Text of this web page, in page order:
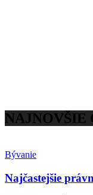
NAJNOVŠIE
Bývanie
Najčastejšie